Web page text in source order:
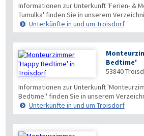
Informationen zur Unterkunft 'Ferien- &
Tumulka' finden Sie in unserem
Unterkünfte in und um Troisdorf
Bedtime'
53840
Informationen zur Unterkunft
Bedtime'' finden Sie in unserem
Unterkünfte in und um Troisdorf